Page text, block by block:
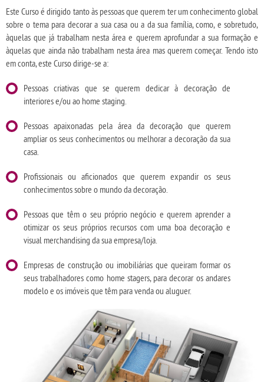
Este Curso é dirigido tanto às pessoas que querem ter um conhecimento global
sobre o tema para decorar a sua casa ou a da sua família, como, e sobretudo,
àquelas que já trabalham nesta área e querem aprofundar a sua formação e
àquelas que ainda não trabalham nesta área mas querem começar. Tendo isto
em conta, este Curso dirige-se a:
Pessoas criativas que se querem dedicar à decoração de
interiores e/ou ao home staging.
Pessoas apaixonadas pela área da decoração que querem
ampliar os seus conhecimentos ou melhorar a decoração da sua
casa.
Profissionais ou aficionados que querem expandir os seus
conhecimentos sobre o mundo da decoração.
Pessoas que têm o seu próprio negócio e querem aprender a
otimizar os seus próprios recursos com uma boa decoração e
visual merchandising da sua empresa/loja.
Empresas de construção ou imobiliárias que queiram formar os
seus trabalhadores como home stagers, para decorar os andares
modelo e os imóveis que têm para venda ou aluguer.